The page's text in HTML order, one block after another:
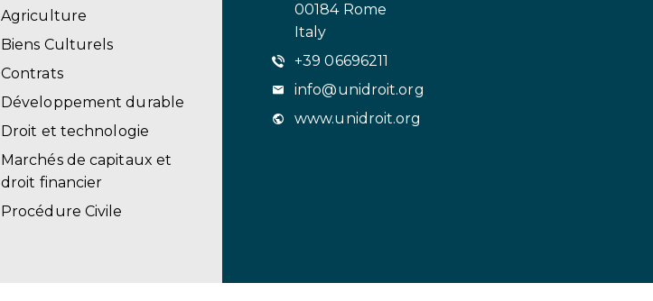
Agriculture
Biens Culturels
Contrats
Développement durable
Droit et technologie
Marchés de capitaux et
droit financier
Procédure Civile
00184 Rome
Italy
+39 06696211
info@unidroit.org
www.unidroit.org